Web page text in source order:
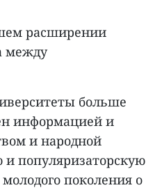
расширении
между
больше
информацией и
и народной
и популяризаторскую
поколения о